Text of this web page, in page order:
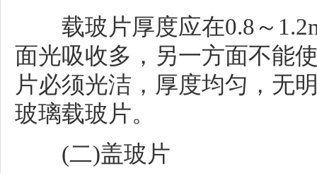
载玻片厚度应在0.8～
面光吸收多，另一方面不能
片必须光洁，厚度均匀，无
玻璃载玻片。
(二)盖玻片